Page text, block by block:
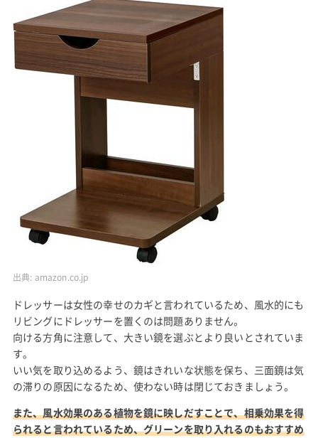
出典: amazon.co.jp
ドレッサーは女性の幸せのカギと言われているため、風水的にも
リビングにドレッサーを置くのは問題ありません。
向ける方角に注意して、大きい鏡を選ぶとより良いとされていま
す。
いい気を取り込めるよう、鏡はきれいな状態を保ち、三面鏡は気
の滞りの原因になるため、使わない時は閉じておきましょう。
また、風水効果のある植物を鏡に映しだすことで、相乗効果を得
られると言われているため、グリーンを取り入れるのもおすすめ